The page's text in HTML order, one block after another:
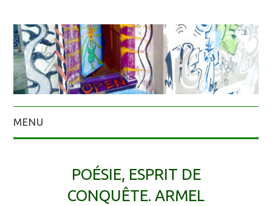
MENU
POÉSIE, ESPRIT DE
CONQUÊTE. ARMEL